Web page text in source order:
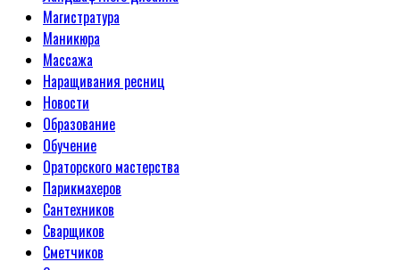
Магистратура
Маникюра
Массажа
Наращивания ресниц
Новости
Образование
Обучение
Ораторского мастерства
Парикмахеров
Сантехников
Сварщиков
Сметчиков